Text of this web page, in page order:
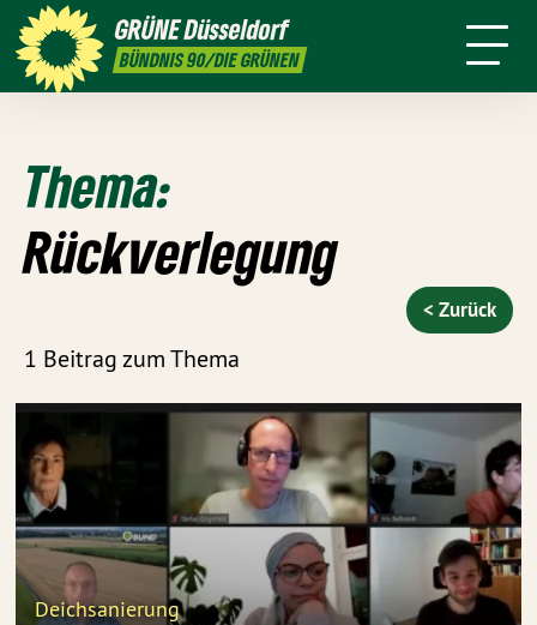
GRÜNEDüsseldorf
BÜNDNIS 90/DIE GRÜNEN
GRÜNFUNK Presse
Stadtbezirke Termine Mitmachen
Thema:
Rückverlegung
1 Beitrag zum Thema
< Zurück
Deichsanierung